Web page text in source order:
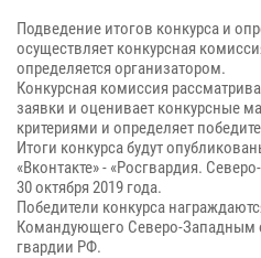
Подведение итогов конкурса и
осуществляет конкурсная
определяется организатором.
Конкурсная комиссия
заявки и оценивает конкурсные
критериями и определяет
Итоги конкурса будут
«Вконтакте» - «Росгвардия.
30 октября 2019 года.
Победители конкурса
Командующего Северо-Западным
гвардии РФ.